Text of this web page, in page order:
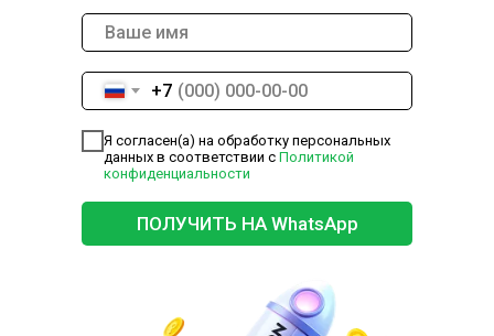
+7
Я согласен(а) на обработку персональных
данных в соответствии с Политикой
конфиденциальности
ПОЛУЧИТЬ НА WhatsApp